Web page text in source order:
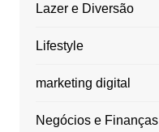
Lazer e Diversão
Lifestyle
marketing digital
Negócios e Finanças